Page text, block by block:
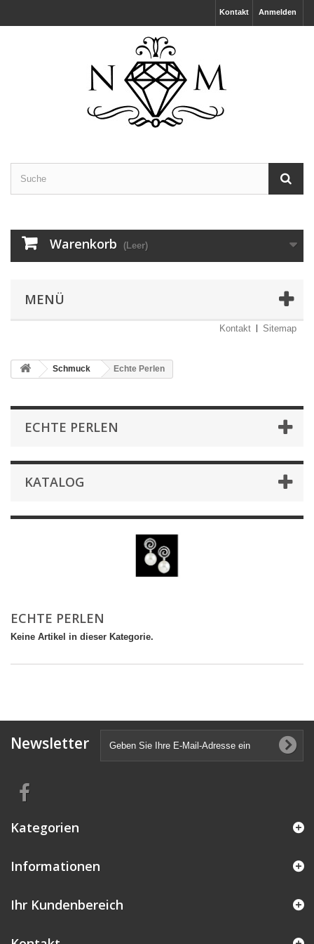
Anmelden
Kontakt
Warenkorb (Leer)
MENÜ
Kontakt Sitemap
Schmuck Echte Perlen
ECHTE PERLEN
KATALOG
ECHTE PERLEN
Keine Artikel in dieser Kategorie.
Newsletter
Kategorien
Informationen
Ihr Kundenbereich